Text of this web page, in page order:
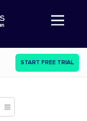
Abre a navegação
START FREE TRIAL